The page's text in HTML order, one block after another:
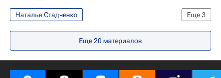
Еще3
Наталья Стадченко
Обязательное медицинское страхование
Россия
Еще20 материалов